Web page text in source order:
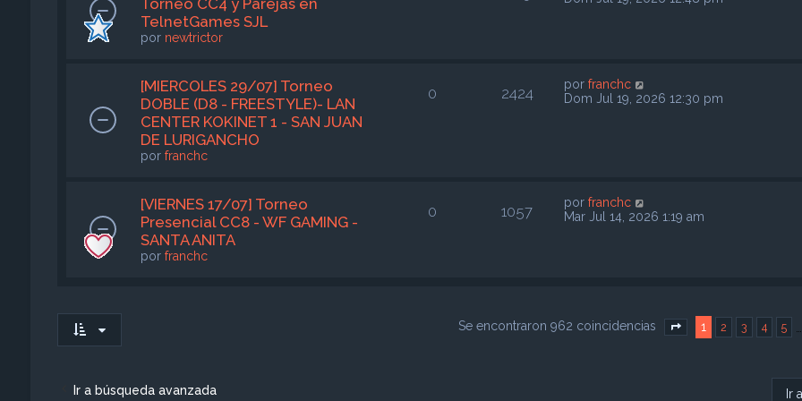
Torneo CC4 y Parejas en
TelnetGames SJL
por newtrictor
[MIERCOLES 29/07] Torneo
DOBLE (D8 - FREESTYLE)- LAN
CENTER KOKINET 1 - SAN JUAN
DE LURIGANCHO
por franchc
0 2424 porfranchc
Dom Jul 19, 2026 12:30 pm
[VIERNES 17/07] Torneo
Presencial CC8 - WF GAMING -
SANTA ANITA
por franchc
0 1057 porfranchc
Mar Jul 14, 2026 1:19 am
Se encontraron 962 coincidencias Página1 de 39
1 2 3 4 5
Ir a búsqueda avanzada Ir a